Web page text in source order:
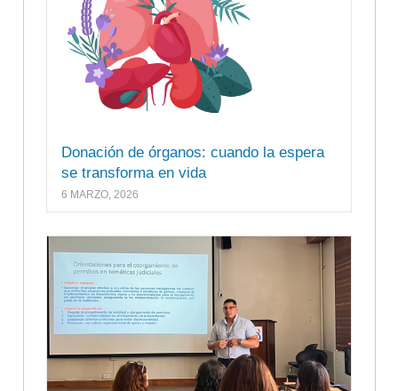
Donación de órganos: cuando la espera
se transforma en vida
6 MARZO, 2026